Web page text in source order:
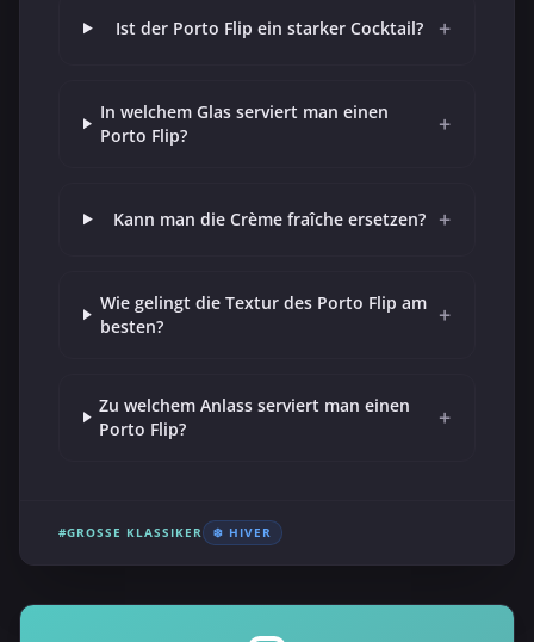
Ist der Porto Flip ein starker Cocktail? +
In welchem Glas serviert man einen
Porto Flip?
+
Kann man die Crème fraîche ersetzen? +
Wie gelingt die Textur des Porto Flip am
besten?
+
Zu welchem Anlass serviert man einen
Porto Flip?
+
#GROSSE KLASSIKER ❄️ HIVER